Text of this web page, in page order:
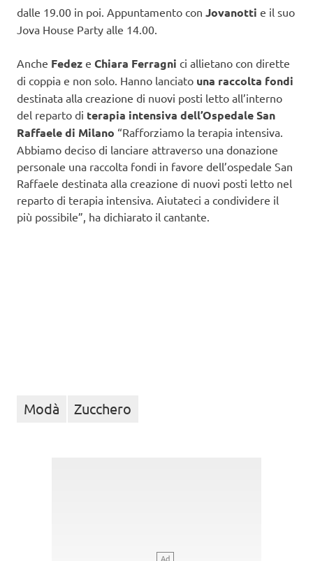
dalle 19.00 in poi. Appuntamento con Jovanotti e il suo
Jova House Party alle 14.00.
Anche Fedez e Chiara Ferragni ci allietano con dirette
di coppia e non solo. Hanno lanciato una raccolta fondi
destinata alla creazione di nuovi posti letto all’interno
del reparto di terapia intensiva dell’Ospedale San
Raffaele di Milano “Rafforziamo la terapia intensiva.
Abbiamo deciso di lanciare attraverso una donazione
personale una raccolta fondi in favore dell’ospedale San
Raffaele destinata alla creazione di nuovi posti letto nel
reparto di terapia intensiva. Aiutateci a condividere il
più possibile”, ha dichiarato il cantante.
Modà Zucchero